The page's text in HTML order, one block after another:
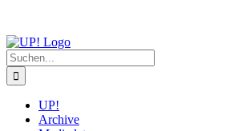
springen
Suche
nach:
UP!
Archive